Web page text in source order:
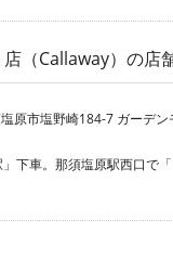
（Callaway） の店
原市塩野崎184-7 ガーデ
」下車。那須塩原駅西口で